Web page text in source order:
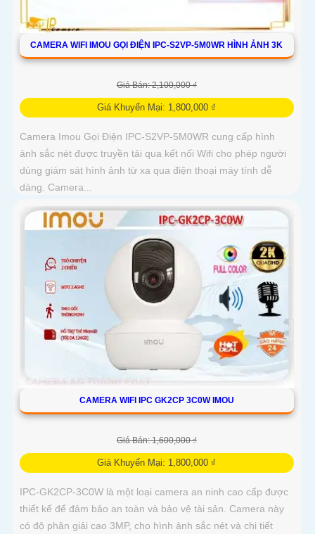
CAMERA WIFI IMOU GỌI ĐIỆN IPC-S2VP-5M0WR HÌNH ẢNH 3K
Giá Bán: 2,100,000 ₫
Giá Khuyến Mại: 1,800,000 ₫
Camera Imou Gọi Điện IPC-S2VP-5M0WR cung cấp hình
ảnh sắc nét được truyền tải qua kết nối Wifi cho phép người
dùng giám sát hình ảnh từ xa qua điện thoại máy tính dễ
dàng. Camera...
CAMERA WIFI IPC GK2CP 3C0W IMOU
Giá Bán: 1,600,000 ₫
Giá Khuyến Mại: 1,800,000 ₫
IPC-GK2CP-3C0W là một loại camera an ninh cao cấp được
thiết kế để đảm bảo an toàn và bảo vệ tài sản. Camera này
có độ phân giải cao 3MP, cho hình ảnh sắc nét và chi tiết